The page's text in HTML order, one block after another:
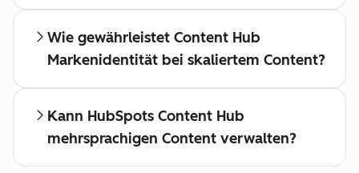
Wie gewährleistet Content Hub
Markenidentität bei skaliertem Content?
Kann HubSpots Content Hub
mehrsprachigen Content verwalten?